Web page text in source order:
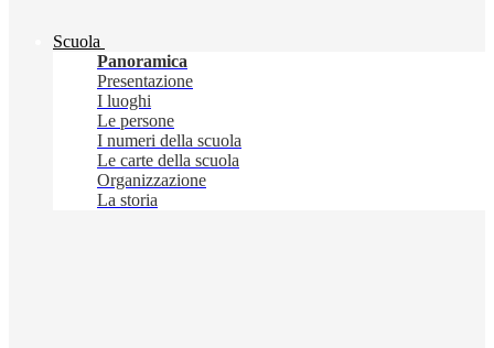
Scuola
Panoramica
Presentazione
I luoghi
Le persone
I numeri della scuola
Le carte della scuola
Organizzazione
La storia